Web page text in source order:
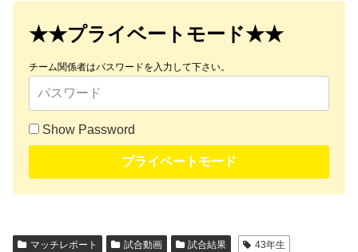
★★プライベートモード★★
チーム関係者はパスワードを入力して下さい。
Show Password
プライベートモード
マッチレポート 試合動画 試合結果
43年生